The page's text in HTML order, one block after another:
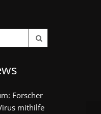
Forscher
mithilfe